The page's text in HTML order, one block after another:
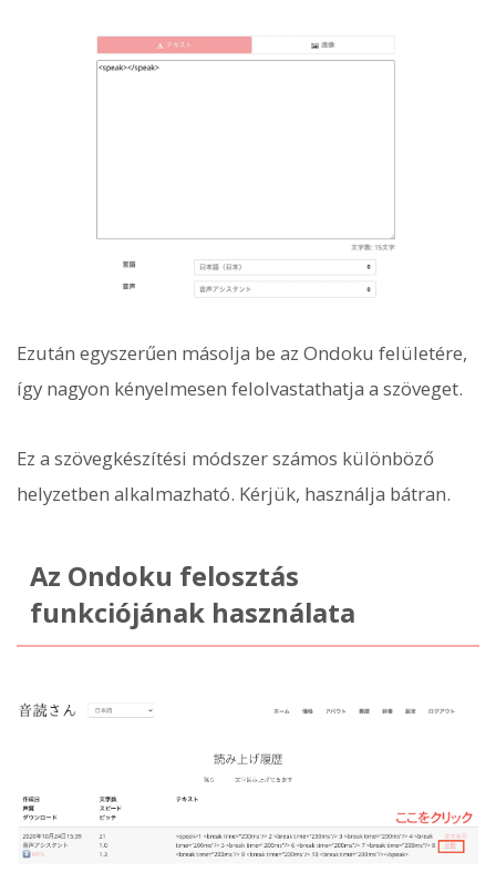
Ezután egyszerűen másolja be az Ondoku felületére,
így nagyon kényelmesen felolvastathatja a szöveget.
Ez a szövegkészítési módszer számos különböző
helyzetben alkalmazható. Kérjük, használja bátran.
Az Ondoku felosztás
funkciójának használata